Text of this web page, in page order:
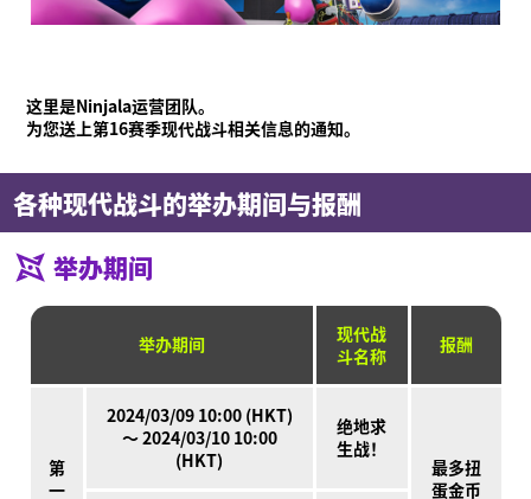
这里是Ninjala运营团队。
为您送上第16赛季现代战斗相关信息的通知。
各种现代战斗的举办期间与报酬
举办期间
举办期间
现代战
斗名称
报酬
第
一
2024/03/09 10:00 (HKT)
～ 2024/03/10 10:00
(HKT)
绝地求
生战！
最多扭
蛋金币